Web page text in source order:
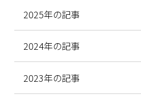
2025年の記事
2024年の記事
2023年の記事